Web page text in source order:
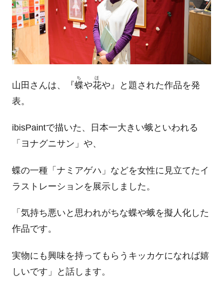
山田さんは、『蝶
ち
や花
ほ
や』と題された作品を発
表。
ibisPaintで描いた、日本一大きい蛾といわれる
「ヨナグニサン」や、
蝶の一種「ナミアゲハ」などを女性に見立てたイ
ラストレーションを展示しました。
「気持ち悪いと思われがちな蝶や蛾を擬人化した
作品です。
実物にも興味を持ってもらうキッカケになれば嬉
しいです」と話します。